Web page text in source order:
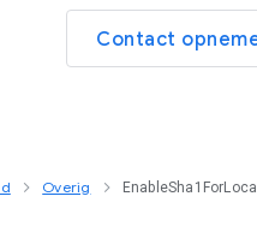
Contact
Overig